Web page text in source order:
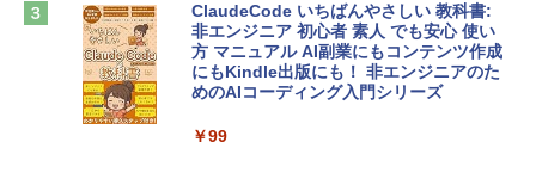
￥2,952
Apple 2026 MacBook Air M5チップ搭載
igence、13.6インチLiquid Retinaディ
Microsoft Office Home & Business 202
4(最新 永続版)|オンラインコード版|Wind
ows11、10/mac対応|PC2台
ClaudeCode いちばんやさしい 教科書:
非エンジニア 初心者 素人 でも安心 使い
方 マニュアル AI副業にもコンテンツ作成
にもKindle出版にも！ 非エンジニアのた
めのAIコーディング入門シリーズ
￥99